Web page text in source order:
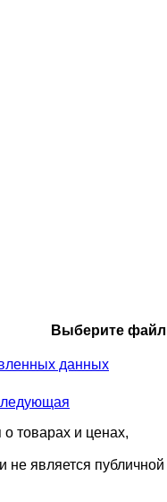
Выберите файл
данных
товарах и ценах,
является публичной